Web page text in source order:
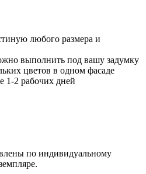
любого размера и
выполнить под вашу задумку
цветов в одном фасаде
1-2 рабочих дней
по индивидуальному